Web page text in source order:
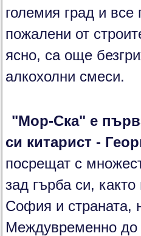
големия град и все
пожалени от
ясно, са още
алкохолни смеси.
"Мор-Ска" е
си китарист -
посрещат с
зад гърба си,
София и страната,
Междувременно до